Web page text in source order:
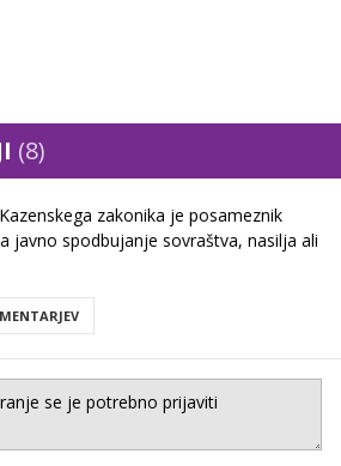
(8)
zakonika je posameznik
javno spodbujanje sovraštva, nasilja ali